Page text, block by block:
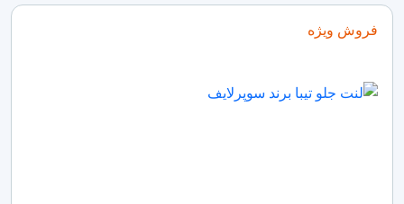
فروش ویژه